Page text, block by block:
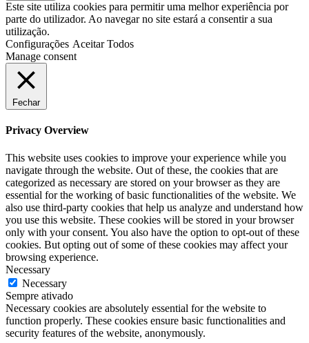
Este site utiliza cookies para permitir uma melhor experiência por
parte do utilizador. Ao navegar no site estará a consentir a sua
utilização.
Configurações Aceitar Todos
Manage consent
Fechar
Privacy Overview
This website uses cookies to improve your experience while you
navigate through the website. Out of these, the cookies that are
categorized as necessary are stored on your browser as they are
essential for the working of basic functionalities of the website. We
also use third-party cookies that help us analyze and understand how
you use this website. These cookies will be stored in your browser
only with your consent. You also have the option to opt-out of these
cookies. But opting out of some of these cookies may affect your
browsing experience.
Necessary
Necessary
Sempre ativado
Necessary cookies are absolutely essential for the website to
function properly. These cookies ensure basic functionalities and
security features of the website, anonymously.